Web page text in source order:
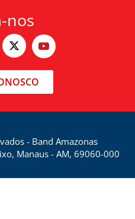
nos
- Band Amazonas
Manaus - AM, 69060-000